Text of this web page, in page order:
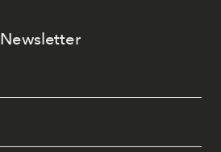
Newsletter